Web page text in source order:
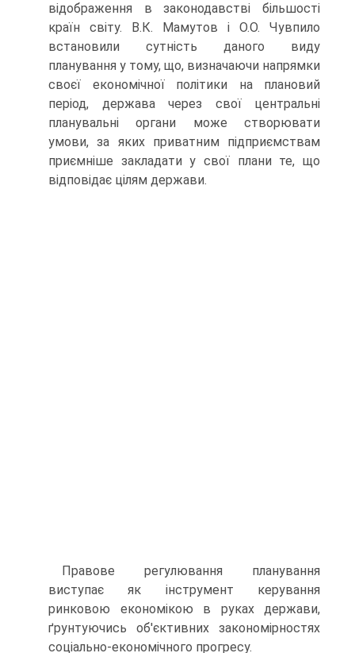
відображення в законодавстві більшості
країн світу. В.К. Мамутов і О.О. Чувпило
встановили сутність даного виду
планування у тому, що, визначаючи напрямки
своєї економічної політики на плановий
період, держава через свої центральні
планувальні органи може створювати
умови, за яких приватним підприємствам
приємніше закладати у свої плани те, що
відповідає цілям держави.
Правове регулювання планування
виступає як інструмент керування
ринковою економікою в руках держави,
ґрунтуючись об'єктивних закономірностях
соціально-економічного прогресу.